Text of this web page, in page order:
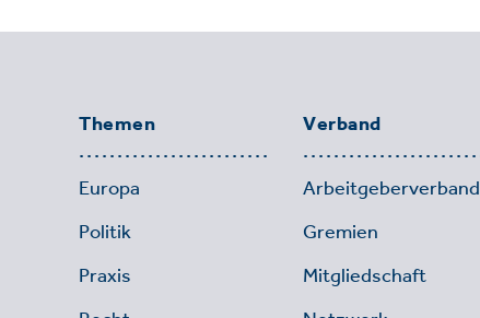
Themen
Europa
Politik
Praxis
Verband
Arbeitgeberverband
Gremien
Mitgliedschaft